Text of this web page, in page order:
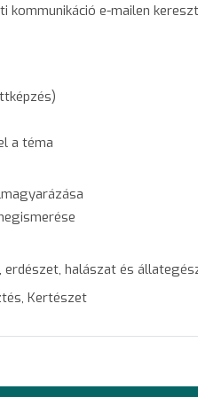
kommunikáció e-mailen
a téma
erdészet, halászat és
Kertészet